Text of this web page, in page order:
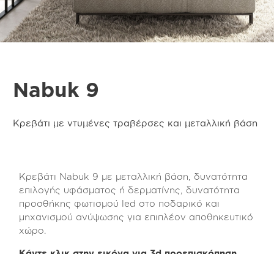
Nabuk 9
Κρεβάτι με ντυμένες τραβέρσες και μεταλλική βάση
Κρεβάτι Nabuk 9 με μεταλλική βάση, δυνατότητα
επιλογής υφάσματος ή δερματίνης, δυνατότητα
προσθήκης φωτισμού led στο ποδαρικό και
μηχανισμού ανύψωσης για επιπλέον αποθηκευτικό
χώρο.